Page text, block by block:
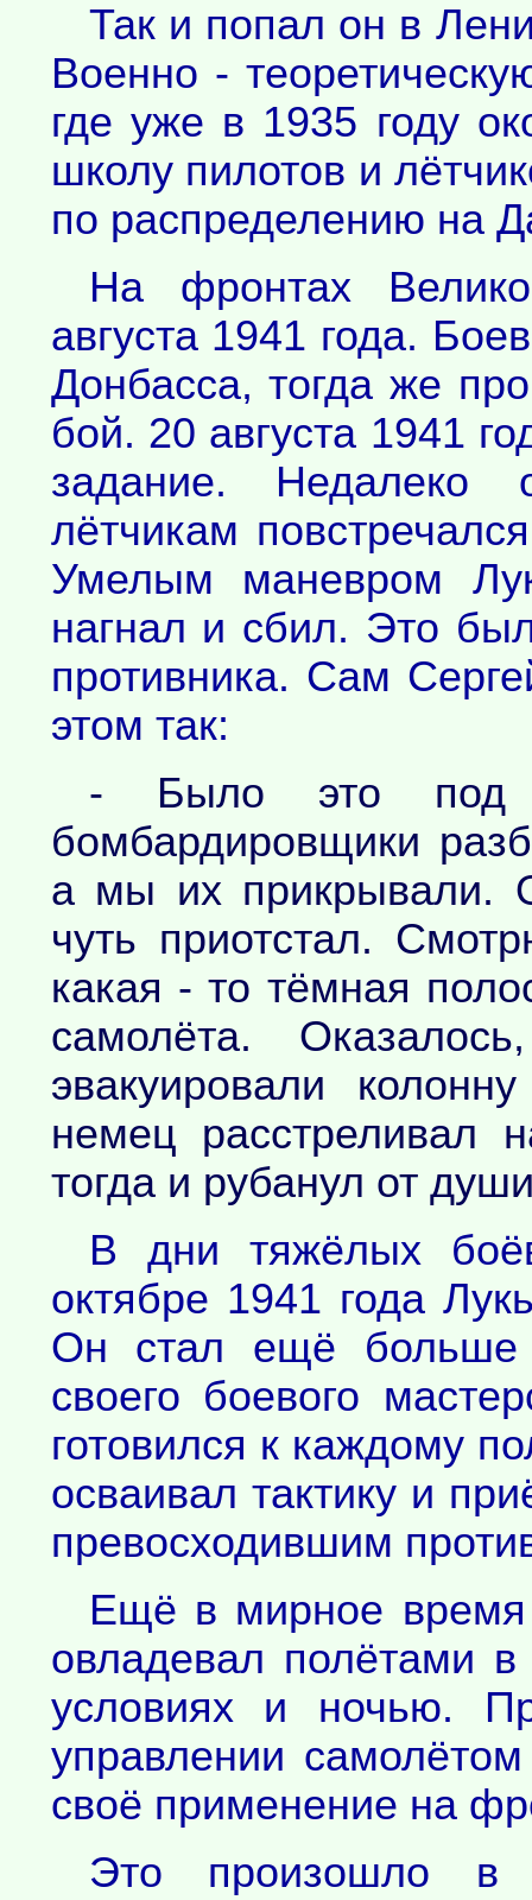
Так и попал он в
Военно -
где уже в 1935 году
школу пилотов и
по распределению на
На фронтах
августа 1941 года.
Донбасса, тогда же
бой. 20 августа 1941
задание.
лётчикам
Умелым маневром
нагнал и сбил. Это
противника. Сам
этом так:
- Было это под
бомбардировщики
а мы их прикрывали.
чуть приотстал.
какая - то тёмная
самолёта.
эвакуировали
немец расстреливал
тогда и рубанул от
В дни тяжёлых
октябре 1941 года
Он стал ещё больше
своего боевого
готовился к каждому
осваивал тактику и
превосходившим
Ещё в мирное время
овладевал полётами в
условиях и ночью.
управлении
своё применение на
Это произошло в